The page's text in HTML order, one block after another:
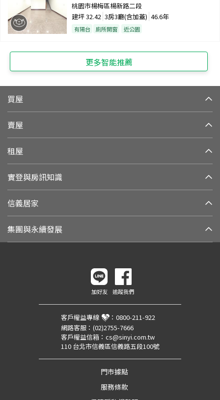
桃園市楊梅區楊新路二段
建坪32.42 3房3廳(含加蓋) 46.6年
有陽台 廁所開窗 近公園
更多智能推薦
買屋
賣屋
租屋
實登與房訊知識
信義居家
集團與永續發展
加好友 追蹤我們
客戶權益專線 ： 0800-211-922
網路客服： (02)2755-7666
客戶權益信箱： cs@sinyi.com.tw
110 台北市信義區信義路五段100號
門市據點
服務條款